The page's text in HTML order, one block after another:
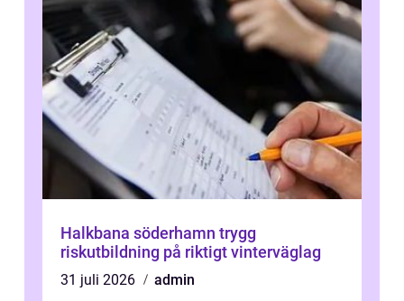
Halkbana söderhamn trygg
riskutbildning på riktigt vinterväglag
31 juli 2026
admin